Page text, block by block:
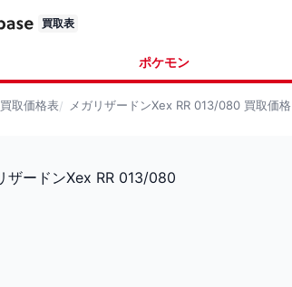
買取表
ポケモン
買取価格表 メガリザードンXex RR 013/080 買取価格